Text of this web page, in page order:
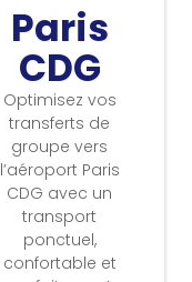
Paris
CDG
Optimisez vos
transferts de
groupe vers
l’aéroport Paris
CDG avec un
transport
ponctuel,
confortable et